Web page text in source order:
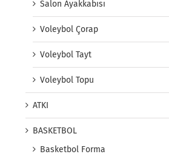
Salon Ayakkabısı
Voleybol Çorap
Voleybol Tayt
Voleybol Topu
ATKI
BASKETBOL
Basketbol Forma